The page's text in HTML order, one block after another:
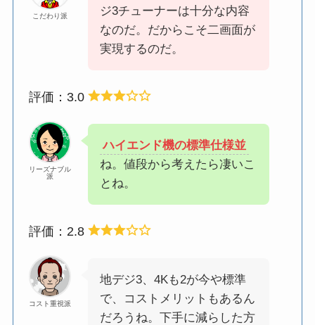
こだわり派
ジ3チューナーは十分な内容
なのだ。だからこそ二画面が
実現するのだ。
評価：3.0
リーズナブル
派
ハイエンド機の標準仕様並
ね。値段から考えたら凄いこ
とね。
評価：2.8
コスト重視派
地デジ3、4Kも2が今や標準
で、コストメリットもあるん
だろうね。下手に減らした方